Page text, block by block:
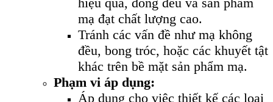
mạ đạt chất lượng cao.
Tránh các vấn đề như mạ không
đều, bong tróc, hoặc các khuyết tật
khác trên bề mặt sản phẩm mạ.
Phạm vi áp dụng:
Áp dụng cho việc thiết kế các loại